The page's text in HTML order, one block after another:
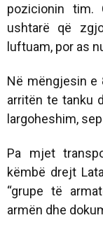
pozicionin tim.
ushtarë që
luftuam, por as
Në mëngjesin e
arritën te tanku
largoheshim,
Pa mjet
këmbë drejt
“grupe të
armën dhe